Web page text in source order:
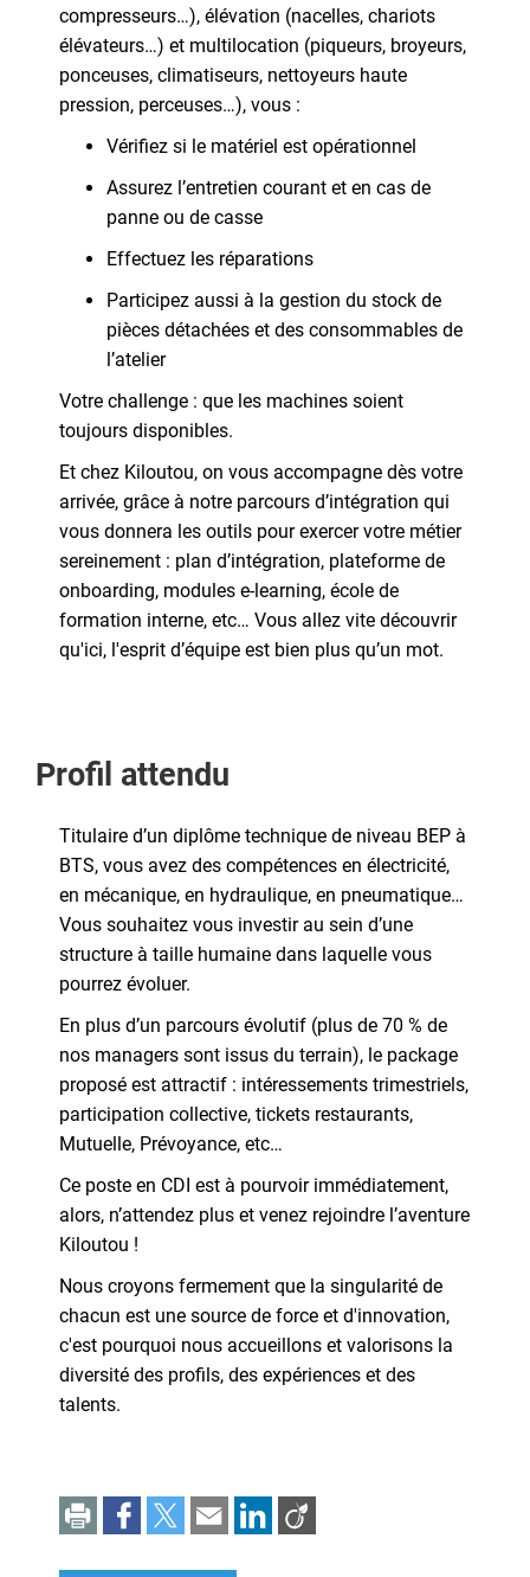
compresseurs…), élévation (nacelles, chariots
élévateurs…) et multilocation (piqueurs, broyeurs,
ponceuses, climatiseurs, nettoyeurs haute
pression, perceuses…), vous :
Vérifiez si le matériel est opérationnel
Assurez l’entretien courant et en cas de
panne ou de casse
Effectuez les réparations
Participez aussi à la gestion du stock de
pièces détachées et des consommables de
l’atelier
Votre challenge : que les machines soient
toujours disponibles.
Et chez Kiloutou, on vous accompagne dès votre
arrivée, grâce à notre parcours d’intégration qui
vous donnera les outils pour exercer votre métier
sereinement : plan d’intégration, plateforme de
onboarding, modules e-learning, école de
formation interne, etc… Vous allez vite découvrir
qu'ici, l'esprit d’équipe est bien plus qu’un mot.
Profil attendu
Titulaire d’un diplôme technique de niveau BEP à
BTS, vous avez des compétences en électricité,
en mécanique, en hydraulique, en pneumatique…
Vous souhaitez vous investir au sein d’une
structure à taille humaine dans laquelle vous
pourrez évoluer.
En plus d’un parcours évolutif (plus de 70 % de
nos managers sont issus du terrain), le package
proposé est attractif : intéressements trimestriels,
participation collective, tickets restaurants,
Mutuelle, Prévoyance, etc…
Ce poste en CDI est à pourvoir immédiatement,
alors, n’attendez plus et venez rejoindre l’aventure
Kiloutou !
Nous croyons fermement que la singularité de
chacun est une source de force et d'innovation,
c'est pourquoi nous accueillons et valorisons la
diversité des profils, des expériences et des
talents.